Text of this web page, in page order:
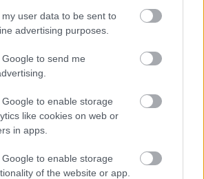
user data to be sent to
advertising purposes.
to send me
to enable storage
like cookies on web or
in apps.
to enable storage
of the website or app.
Zelenina a ovocie
a